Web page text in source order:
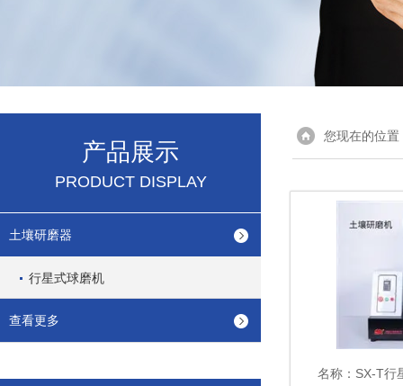
产品展示
PRODUCT DISPLAY
土壤研磨器
行星式球磨机
查看更多
您现在的位置
名称： SX-T行